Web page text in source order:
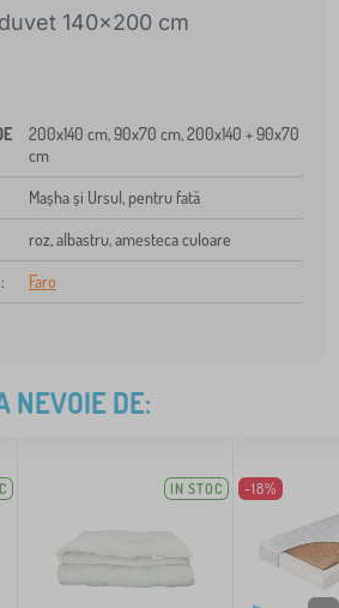
140x200 cm
200x140 cm, 90x70 cm, 200x140 + 90x70
cm
Mașha și Ursul, pentru fată
roz, albastru, amesteca culoare
: Faro
NEVOIE DE:
IN STOC -18%